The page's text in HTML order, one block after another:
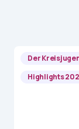
Der
Highlights